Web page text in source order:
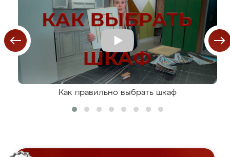
Как правильно выбрать шкаф